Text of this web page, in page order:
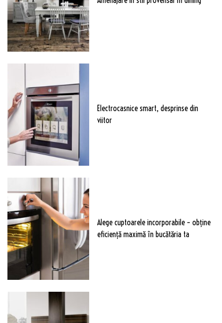
Electrocasnice smart, desprinse din
viitor
Alege cuptoarele incorporabile – obține
eficiență maximă în bucătăria ta